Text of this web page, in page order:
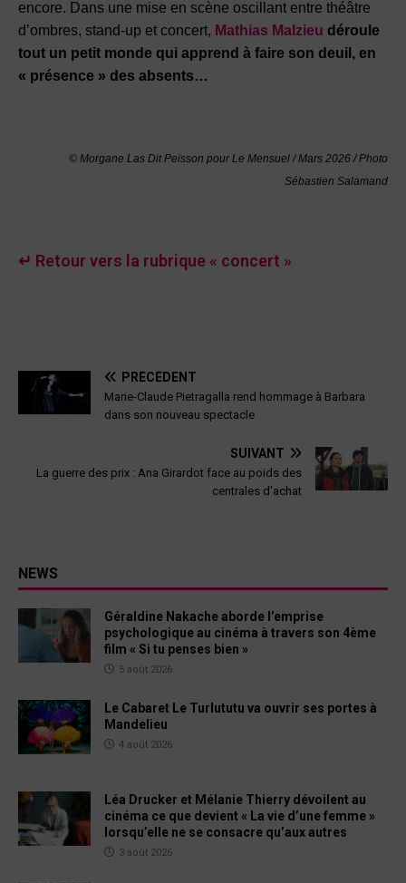
encore. Dans une mise en scène oscillant entre théâtre
d’ombres, stand-up et concert, Mathias Malzieu déroule
tout un petit monde qui apprend à faire son deuil, en
« présence » des absents…
© Morgane Las Dit Peisson pour Le Mensuel / Mars 2026 /Photo
Sébastien Salamand
↵ Retour vers la rubrique « concert »
PRÉCÉDENT
Marie-Claude Pietragalla rend hommage à Barbara
dans son nouveau spectacle
SUIVANT
La guerre des prix : Ana Girardot face au poids des
centrales d’achat
NEWS
Géraldine Nakache aborde l’emprise
psychologique au cinéma à travers son 4ème
film « Si tu penses bien »
5 août 2026
Le Cabaret Le Turlututu va ouvrir ses portes à
Mandelieu
4 août 2026
Léa Drucker et Mélanie Thierry dévoilent au
cinéma ce que devient « La vie d’une femme »
lorsqu’elle ne se consacre qu’aux autres
3 août 2026